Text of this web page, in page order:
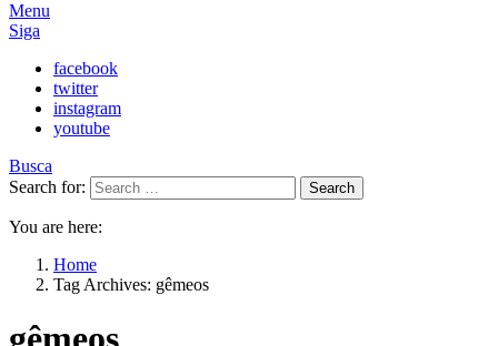
Menu
Siga
facebook
twitter
instagram
youtube
Busca
Search for:
Search
You are here:
Home
Tag Archives: gêmeos